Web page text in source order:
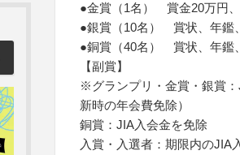
●金賞（1名） 賞金20万円
●銀賞（10名） 賞状、年鑑
●銅賞（40名） 賞状、年鑑
【副賞】
※グランプリ・金賞・銀賞
新時の年会費免除）
銅賞：JIA入会金を免除
入賞・入選者：期限内のJIA